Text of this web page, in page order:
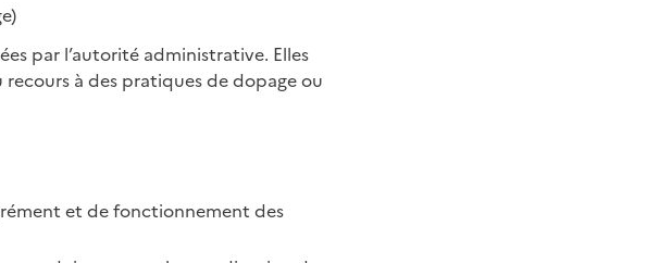
par l’autorité administrative. Elles
à des pratiques de dopage ou
et de fonctionnement des